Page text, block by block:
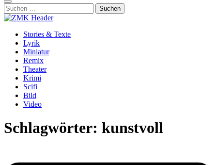
Suchen
nach:
Stories & Texte
Lyrik
Miniatur
Remix
Theater
Krimi
Scifi
Bild
Video
Schlagwörter: kunstvoll